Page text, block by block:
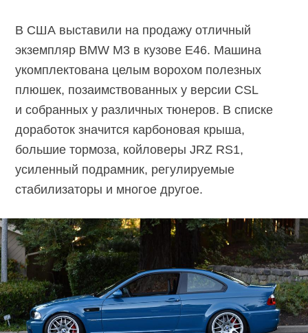
В США выставили на продажу отличный
экземпляр BMW M3 в кузове E46. Машина
укомплектована целым ворохом полезных
плюшек, позаимствованных у версии CSL
и собранных у различных тюнеров. В списке
доработок значится карбоновая крыша,
большие тормоза, койловеры JRZ RS1,
усиленный подрамник, регулируемые
стабилизаторы и многое другое.